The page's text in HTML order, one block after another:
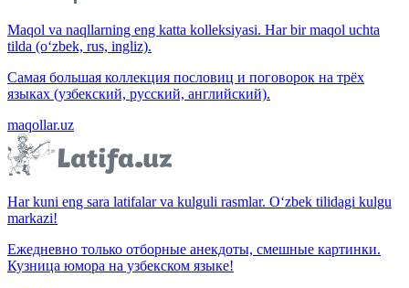
Maqol va naqllarning eng katta kolleksiyasi. Har bir maqol uchta
tilda (o‘zbek, rus, ingliz).
Самая большая коллекция пословиц и поговорок на трёх
языках (узбекский, русский, английский).
maqollar.uz
Har kuni eng sara latifalar va kulguli rasmlar. O‘zbek tilidagi kulgu
markazi!
Ежедневно только отборные анекдоты, смешные картинки.
Кузница юмора на узбекском языке!